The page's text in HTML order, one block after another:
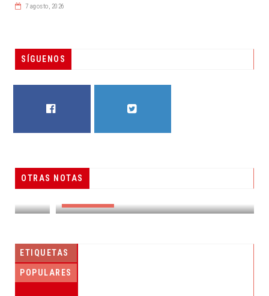
7 agosto, 2026
SÍGUENOS
OTRAS NOTAS
RESUELVEN DOS CASOS DE ENGAÑO TELEFÓNICO
ETIQUETAS
POPULARES